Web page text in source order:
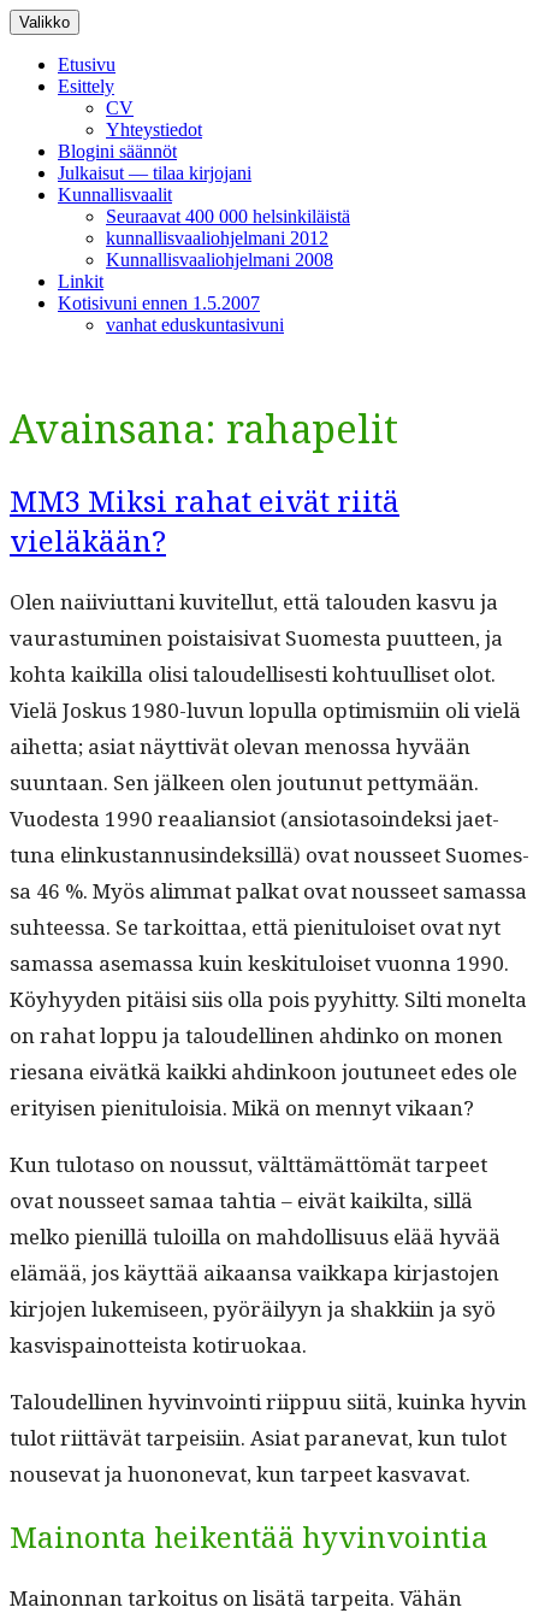
Siirry
sisältöön
Valikko
Etusivu
Esittely
CV
Yhteystiedot
Blogini säännöt
Julkaisut — tilaa kirjojani
Kunnallisvaalit
Seuraavat 400 000 helsinkiläistä
kunnallisvaaliohjelmani 2012
Kunnallisvaaliohjelmani 2008
Linkit
Kotisivuni ennen 1.5.2007
vanhat eduskuntasivuni
Avainsana: rahapelit
MM3 Miksi rahat eivät riitä
vieläkään?
Olen nai­ivi­ut­tani kuvitel­lut, että talouden kasvu ja
vauras­tu­mi­nen pois­taisi­vat Suomes­ta puut­teen, ja
koh­ta kaikil­la olisi taloudel­lis­es­ti kohtu­ulliset olot.
Vielä Joskus 1980-luvun lop­ul­la opti­mis­mi­in oli vielä
aihet­ta; asi­at näyt­tivät ole­van menos­sa hyvään
suun­taan. Sen jäl­keen olen joutunut pet­tymään.
Vuodes­ta 1990 reaalian­siot (ansio­ta­soin­dek­si jaet­
tuna elinkus­tan­nusin­dek­sil­lä) ovat nousseet Suomes­
sa 46 %. Myös alim­mat palkat ovat nousseet samas­sa
suh­teessa. Se tarkoit­taa, että pien­i­t­u­loiset ovat nyt
samas­sa ase­mas­sa kuin keski­t­u­loiset vuon­na 1990.
Köy­hyy­den pitäisi siis olla pois pyy­hit­ty. Silti mon­elta
on rahat lop­pu ja taloudelli­nen ahdinko on mon­en
riesana eivätkä kaik­ki ahdinkoon joutuneet edes ole
eri­tyisen pien­i­t­u­loisia. Mikä on men­nyt vikaan?
Kun tulota­so on nous­sut, vält­tämät­tömät tarpeet
ovat nousseet samaa tah­tia – eivät kaik­il­ta, sil­lä
melko pie­nil­lä tuloil­la on mah­dol­lisu­us elää hyvää
elämää, jos käyt­tää aikaansa vaikka­pa kir­jas­to­jen
kir­jo­jen lukemiseen, pyöräi­lyyn ja shakki­in ja syö
kasvi­s­pain­ot­teista kotiruokaa.
Taloudelli­nen hyv­in­voin­ti riip­puu siitä, kuin­ka hyvin
tulot riit­tävät tarpeisi­in. Asi­at paranevat, kun tulot
nou­se­vat ja huononevat, kun tarpeet kasvavat.
Mainonta heikentää hyvinvointia
Main­on­nan tarkoi­tus on lisätä tarpei­ta. Vähän